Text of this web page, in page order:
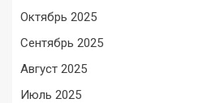
Октябрь 2025
Сентябрь 2025
Август 2025
Июль 2025